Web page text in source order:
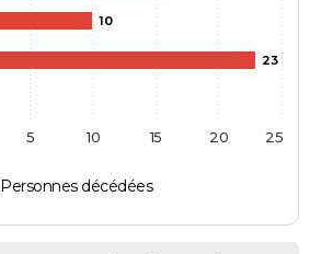
10
23
Personnes décédées
5 10 15 20 25